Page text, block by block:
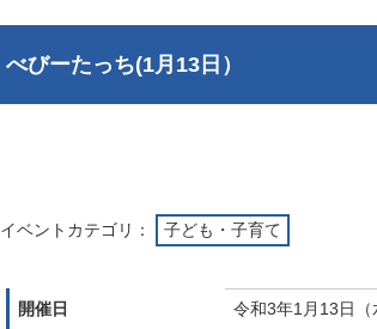
べびーたっち(1月13日）
イベントカテゴリ： 子ども・子育て
開催日 令和3年1月13日（